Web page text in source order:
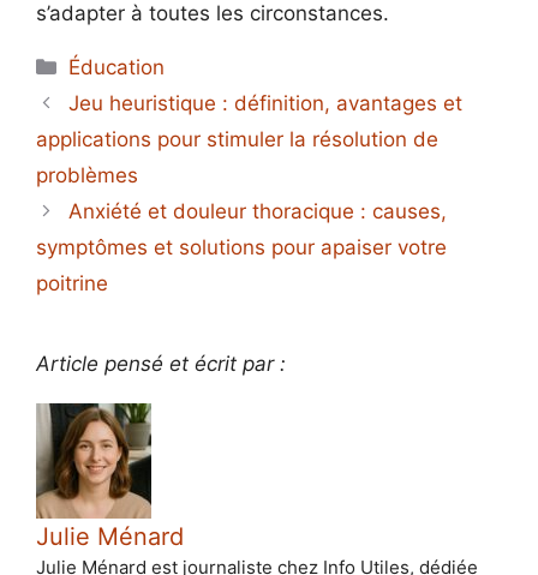
s’adapter à toutes les circonstances.
Catégories
Éducation
Jeu heuristique : définition, avantages et
applications pour stimuler la résolution de
problèmes
Anxiété et douleur thoracique : causes,
symptômes et solutions pour apaiser votre
poitrine
Article pensé et écrit par :
Julie Ménard
Julie Ménard est journaliste chez Info Utiles, dédiée